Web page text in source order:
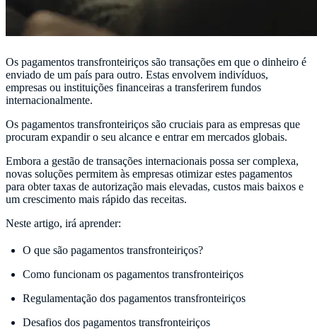
Os pagamentos transfronteiriços são transações em que o dinheiro é
enviado de um país para outro. Estas envolvem indivíduos,
empresas ou instituições financeiras a transferirem fundos
internacionalmente.
Os pagamentos transfronteiriços são cruciais para as empresas que
procuram expandir o seu alcance e entrar em mercados globais.
Embora a gestão de transações internacionais possa ser complexa,
novas soluções permitem às empresas otimizar estes pagamentos
para obter taxas de autorização mais elevadas, custos mais baixos e
um crescimento mais rápido das receitas.
Neste artigo, irá aprender:
O que são pagamentos transfronteiriços?
Como funcionam os pagamentos transfronteiriços
Regulamentação dos pagamentos transfronteiriços
Desafios dos pagamentos transfronteiriços